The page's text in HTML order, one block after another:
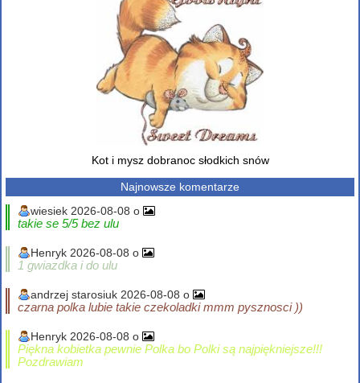
Kot i mysz dobranoc słodkich snów
Najnowsze komentarze
wiesiek 2026-08-08 o
takie se 5/5 bez ulu
Henryk 2026-08-08 o
1 gwiazdka i do ulu
andrzej starosiuk 2026-08-08 o
czarna polka lubie takie czekoladki mmm pysznosci ))
Henryk 2026-08-08 o
Piękna kobietka pewnie Polka bo Polki są najpiękniejsze!!!
Pozdrawiam